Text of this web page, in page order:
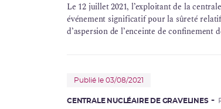
Le 12 juillet 2021, l’exploitant de la
événement significatif pour la sûreté
d’aspersion de l’enceinte de confinement
Publié le 03/08/2021
CENTRALE NUCLÉAIRE DE GRAVELINES